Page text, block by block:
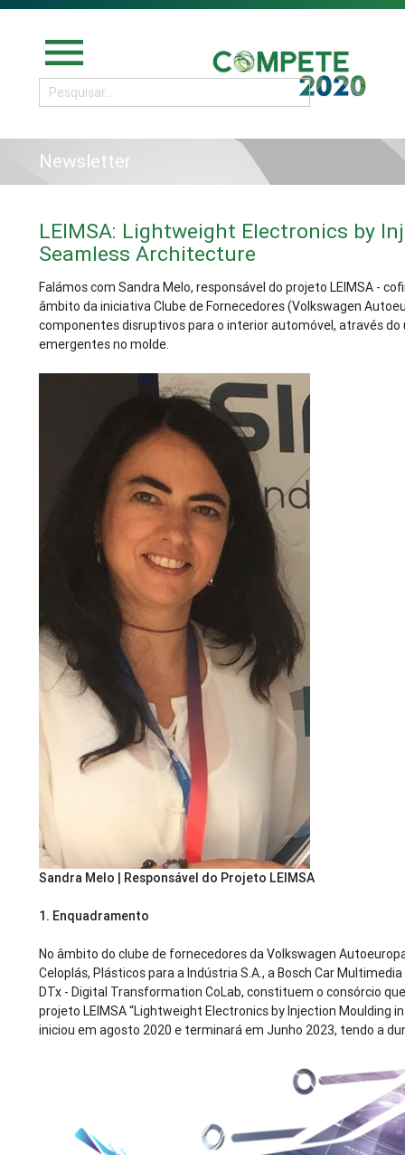
menu
Newsletter
LEIMSA: Lightweight Electronics by
Seamless Architecture
Falámos com Sandra Melo, responsável do projeto LEIMSA -
âmbito da iniciativa Clube de Fornecedores (Volkswagen
componentes disruptivos para o interior automóvel, através
emergentes no molde.
Sandra Melo | Responsável do Projeto LEIMSA
1. Enquadramento
No âmbito do clube de fornecedores da Volkswagen
Celoplás, Plásticos para a Indústria S.A., a Bosch Car
DTx - Digital Transformation CoLab, constituem o consórcio
projeto LEIMSA “Lightweight Electronics by Injection Moulding
iniciou em agosto 2020 e terminará em Junho 2023, tendo a